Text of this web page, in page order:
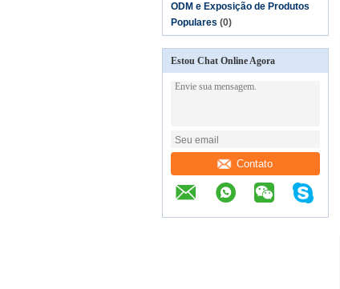
ODM e Exposição de Produtos
Populares (0)
Estou Chat Online Agora
Contato